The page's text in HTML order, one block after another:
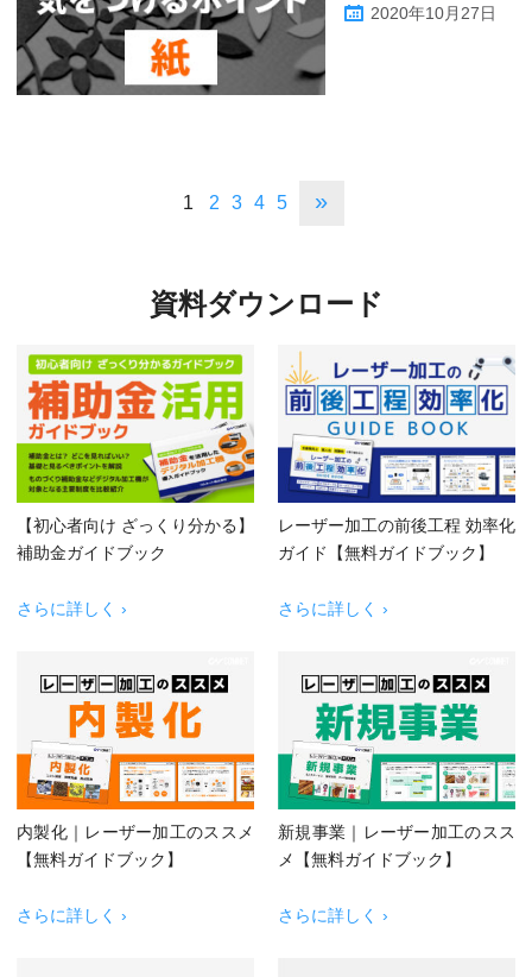
2020年10月27日
1 2 3 4 5 »
資料ダウンロード
【初心者向け ざっくり分かる】
補助金ガイドブック
さらに詳しく ›
レーザー加工の前後工程 効率化
ガイド【無料ガイドブック】
さらに詳しく ›
内製化｜レーザー加工のススメ
【無料ガイドブック】
さらに詳しく ›
新規事業｜レーザー加工のスス
メ【無料ガイドブック】
さらに詳しく ›